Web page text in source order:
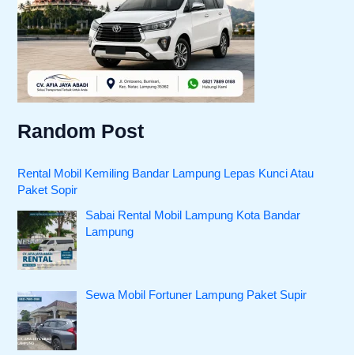
Random Post
Rental Mobil Kemiling Bandar Lampung Lepas Kunci Atau
Paket Sopir
Sabai Rental Mobil Lampung Kota Bandar
Lampung
Sewa Mobil Fortuner Lampung Paket Supir